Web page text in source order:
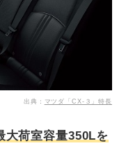
出典： マツダ「CX-３」特長
大荷室容量350Lを